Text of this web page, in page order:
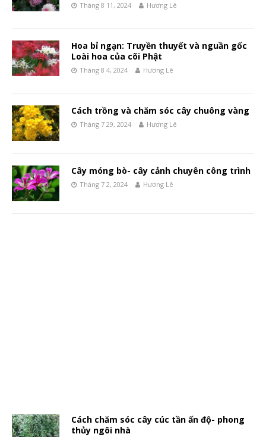
Tháng 8 11, 2024 Hương Lê
Hoa bỉ ngạn: Truyền thuyết và nguần gốc
Loài hoa của cõi Phật
Tháng 8 4, 2024 Hương Lê
Cách trồng và chăm sóc cây chuông vàng
Tháng 7 29, 2024 Hương Lê
Cây móng bò- cây cảnh chuyên công trình
Tháng 7 2, 2024 Hương Lê
Cách chăm sóc cây cúc tần ấn độ- phong
thủy ngôi nhà